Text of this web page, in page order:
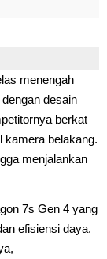
menengah
desain
berkat
kamera belakang.
menjalankan
7s Gen 4 yang
efisiensi daya.